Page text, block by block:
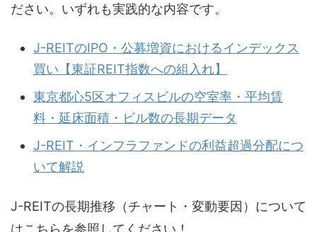
ださい。いずれも実践的な内容です。
J-REITのIPO・公募増資におけるインデックス
買い【東証REIT指数への組入れ】
東京都心5区オフィスビルの空室率・平均賃
料・延床面積・ビル数の長期データ
J-REIT・インフラファンドの利益超過分配につ
いて解説
J-REITの長期推移（チャート・変動要因）について
はこちらを参照してください！